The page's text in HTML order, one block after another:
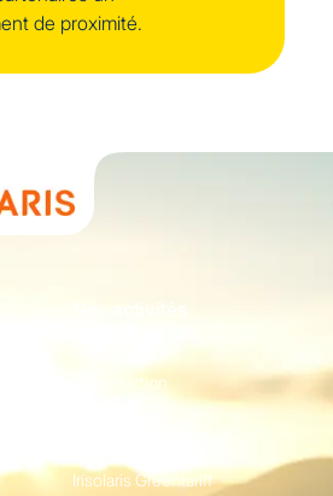
de proximité.
Nos activités
Construction
Irisolaris Greentariff